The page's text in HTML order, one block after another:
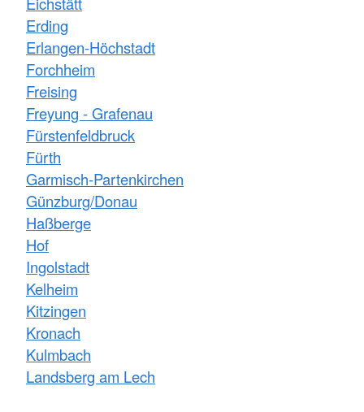
Erding
Erlangen-Höchstadt
Forchheim
Freising
Freyung - Grafenau
Fürstenfeldbruck
Fürth
Garmisch-Partenkirchen
Günzburg/Donau
Haßberge
Hof
Ingolstadt
Kelheim
Kitzingen
Kronach
Kulmbach
Landsberg am Lech